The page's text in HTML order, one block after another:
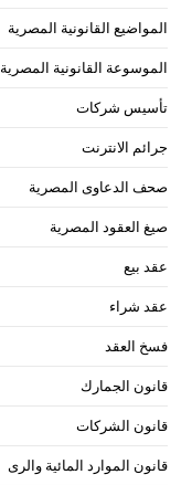
المواضيع القانونية المصرية
الموسوعة القانونية المصرية
تأسيس شركات
جرائم الانترنت
صحف الدعاوى المصرية
صيغ العقود المصرية
عقد بيع
عقد شراء
فسخ العقد
قانون الجمارك
قانون الشركات
قانون الموارد المائية والرى